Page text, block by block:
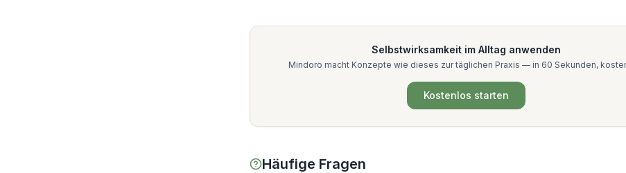
Selbstwirksamkeitim Alltag anwenden
Mindoro macht Konzepte wie dieses zur täglichen Praxis — in 60 Sekunden,
Kostenlos starten
Häufige Fragen